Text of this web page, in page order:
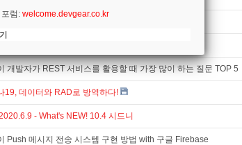
시드니
시작됩니다!
개발자가 REST 서비스를 활용할 때 가장 많이 하는 질문 TOP 5
19, 데이터와 RAD로 방역하다!
- What's NEW! 10.4 시드니
Push 메시지 전송 시스템 구현 방법 with 구글 Firebase
럼: welcome.devgear.co.kr